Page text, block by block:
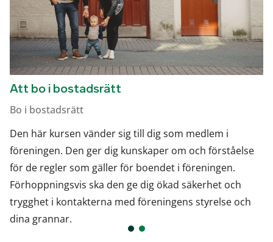
Att bo i bostadsrätt
Bo i bostadsrätt
Den här kursen vänder sig till dig som medlem i
föreningen. Den ger dig kunskaper om och förståelse
för de regler som gäller för boendet i föreningen.
Förhoppningsvis ska den ge dig ökad säkerhet och
trygghet i kontakterna med föreningens styrelse och
dina grannar.